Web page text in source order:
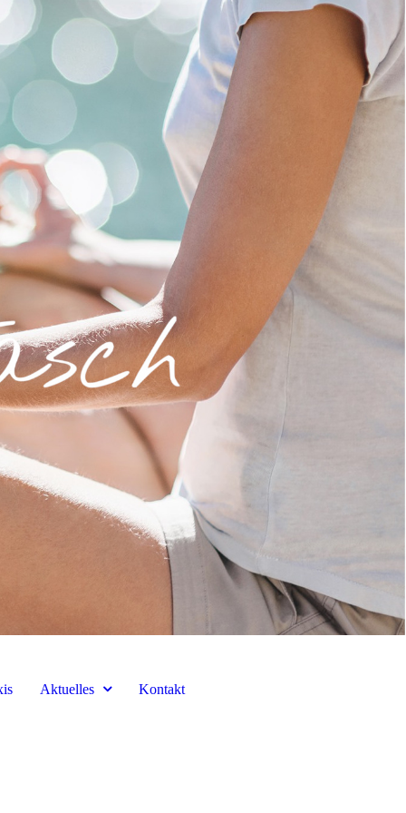
Aktuelles Kontakt